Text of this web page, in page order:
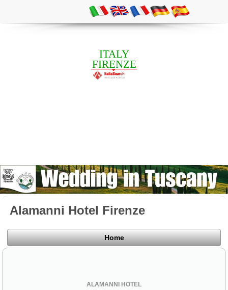
ITALY
FIRENZE
Alamanni Hotel Firenze
Home
ALAMANNI HOTEL